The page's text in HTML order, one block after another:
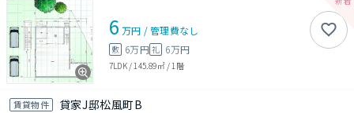
6 万円 /管理費なし
敷 6万円礼 6万円
7LDK/ 145.89㎡/ 1階
賃貸物件 貸家J邸松風町B